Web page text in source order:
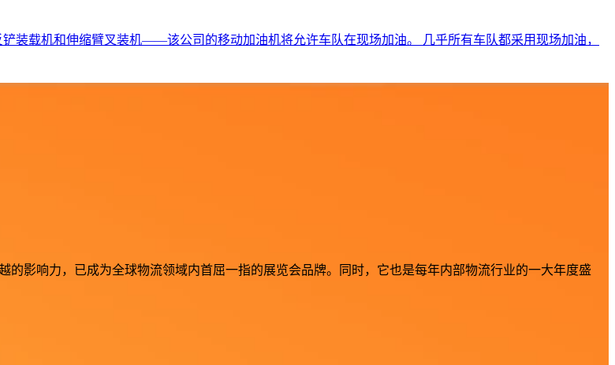
载机和伸缩臂叉装机——该公司的移动加油机将允许车队在现场加油。 几乎所有车队都采用现场加油，
的影响力，已成为全球物流领域内首屈一指的展览会品牌。同时，它也是每年内部物流行业的一大年度盛